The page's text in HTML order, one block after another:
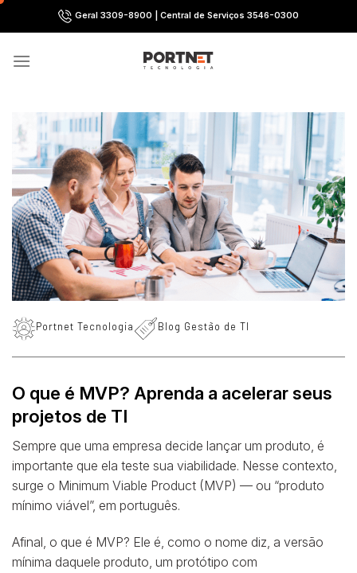
Skip
to
Geral 3309-8900 | Central de Serviços 3546-0300
O que é MVP? Aprenda a acelerar seus
projetos de TI
Portnet Tecnologia Blog Gestão de TI
Sempre que uma empresa decide lançar um produto, é
importante que ela teste sua viabilidade. Nesse contexto,
surge o Minimum Viable Product (MVP) — ou “produto
mínimo viável”, em português.
Afinal, o que é MVP? Ele é, como o nome diz, a versão
mínima daquele produto, um protótipo com